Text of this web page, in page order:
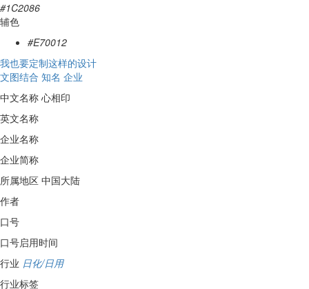
#1C2086
辅色
#E70012
我也要定制这样的设计
文图结合 知名 企业
中文名称 心相印
英文名称
企业名称
企业简称
所属地区 中国大陆
作者
口号
口号启用时间
行业 日化/日用
行业标签